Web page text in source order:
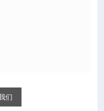
或负压条件下进行搅拌反
们